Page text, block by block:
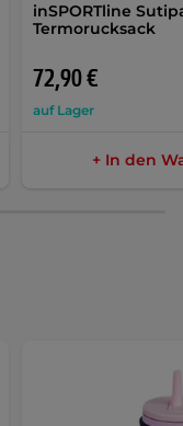
inSPORTline
Termorucksack
72,90 €
auf Lager
+ In den